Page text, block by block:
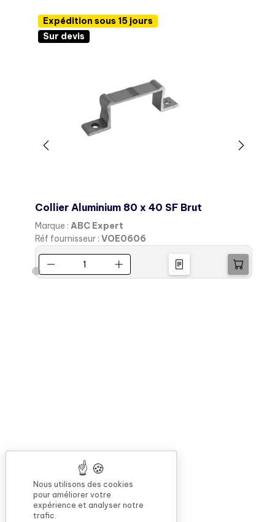
Expédition sous 15 jours
Sur devis
Collier Aluminium 80 x 40 SF Brut
Marque : ABC Expert
Réf fournisseur : VOE0606
Nous utilisons des cookies
pour améliorer votre
expérience et analyser notre
trafic.